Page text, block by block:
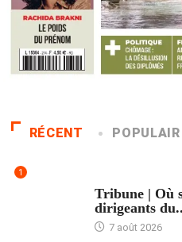
RÉCENT POPULAIR
1
Tribune | Où
dirigeants
7 août 2026